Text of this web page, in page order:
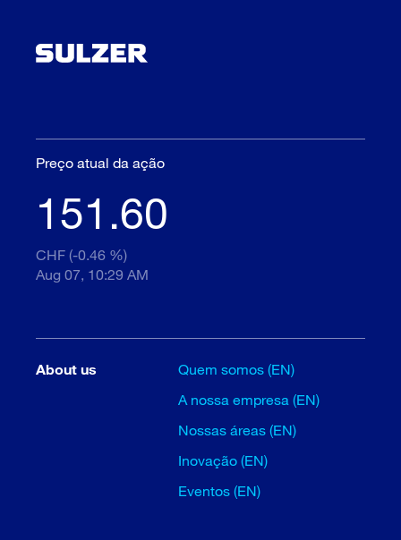
Preço atual da ação
151.60
CHF (-0.46 %)
Aug 07, 10:29 AM
About us
Quem somos (EN)
A nossa empresa (EN)
Nossas áreas (EN)
Inovação (EN)
Eventos (EN)